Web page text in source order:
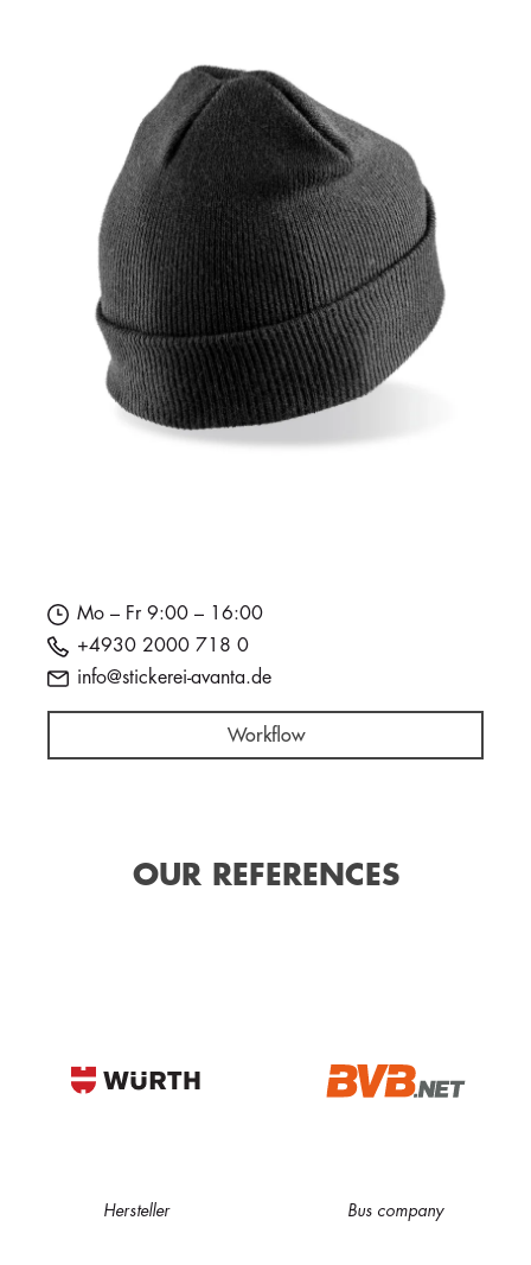
Mo – Fr 9:00 – 16:00
+4930 2000 718 0
info@stickerei-avanta.de
Workflow
OUR REFERENCES
Hersteller Bus company